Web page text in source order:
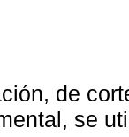
de
se